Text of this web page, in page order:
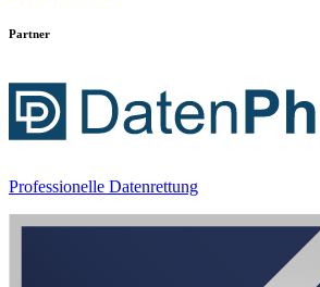
Partner
Professionelle Datenrettung